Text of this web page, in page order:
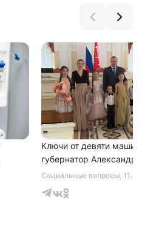
Социальные вопросы,
Ключи от девяти машин
губернатор Александр